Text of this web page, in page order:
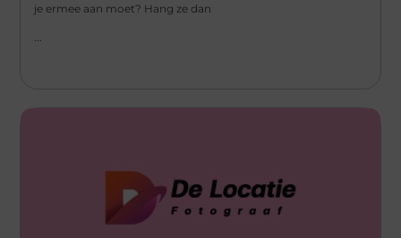
je ermee aan moet? Hang ze dan